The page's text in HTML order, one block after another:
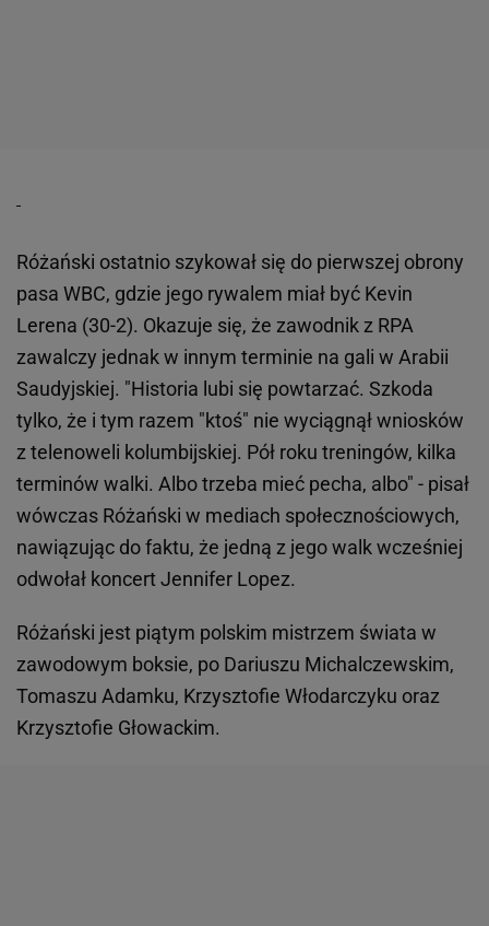
Różański ostatnio szykował się do pierwszej obrony
pasa WBC, gdzie jego rywalem miał być Kevin
Lerena (30-2). Okazuje się, że zawodnik z RPA
zawalczy jednak w innym terminie na gali w Arabii
Saudyjskiej. "Historia lubi się powtarzać. Szkoda
tylko, że i tym razem "ktoś" nie wyciągnął wniosków
z telenoweli kolumbijskiej. Pół roku treningów, kilka
terminów walki. Albo trzeba mieć pecha, albo" - pisał
wówczas Różański w mediach społecznościowych,
nawiązując do faktu, że jedną z jego walk wcześniej
odwołał koncert Jennifer Lopez.
Różański jest piątym polskim mistrzem świata w
zawodowym boksie, po Dariuszu Michalczewskim,
Tomaszu Adamku, Krzysztofie Włodarczyku oraz
Krzysztofie Głowackim.